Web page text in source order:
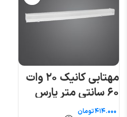
مهتابی کانیک ۲۰ وات
۶۰ سانتی متر پارس
شعاع توس
تومان